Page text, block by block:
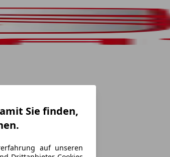
Sie finden,
auf unseren